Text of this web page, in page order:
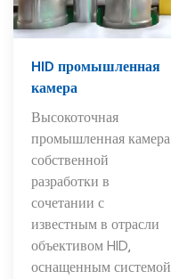
HID промышленная
камера
Высокоточная
промышленная камера
собственной
разработки в
сочетании с
известным в отрасли
объективом HID,
оснащенным системой